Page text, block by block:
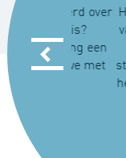
over
een
we met
Heb jij
van je
het zelf